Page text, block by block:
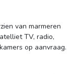
van marmeren
TV, radio,
op aanvraag.